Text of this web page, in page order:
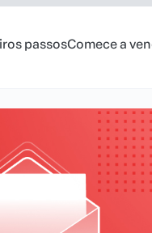
passosComece a